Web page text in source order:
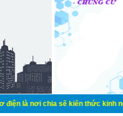
sẽ kiến thức kinh nghiệm